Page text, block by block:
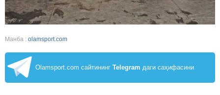
Манба : olamsport.com
Olamsport.com сайтининг Telegram даги саҳифасини